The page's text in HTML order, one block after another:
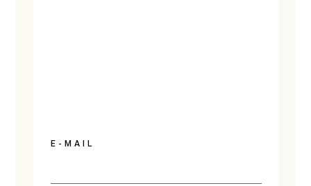
E-MAIL